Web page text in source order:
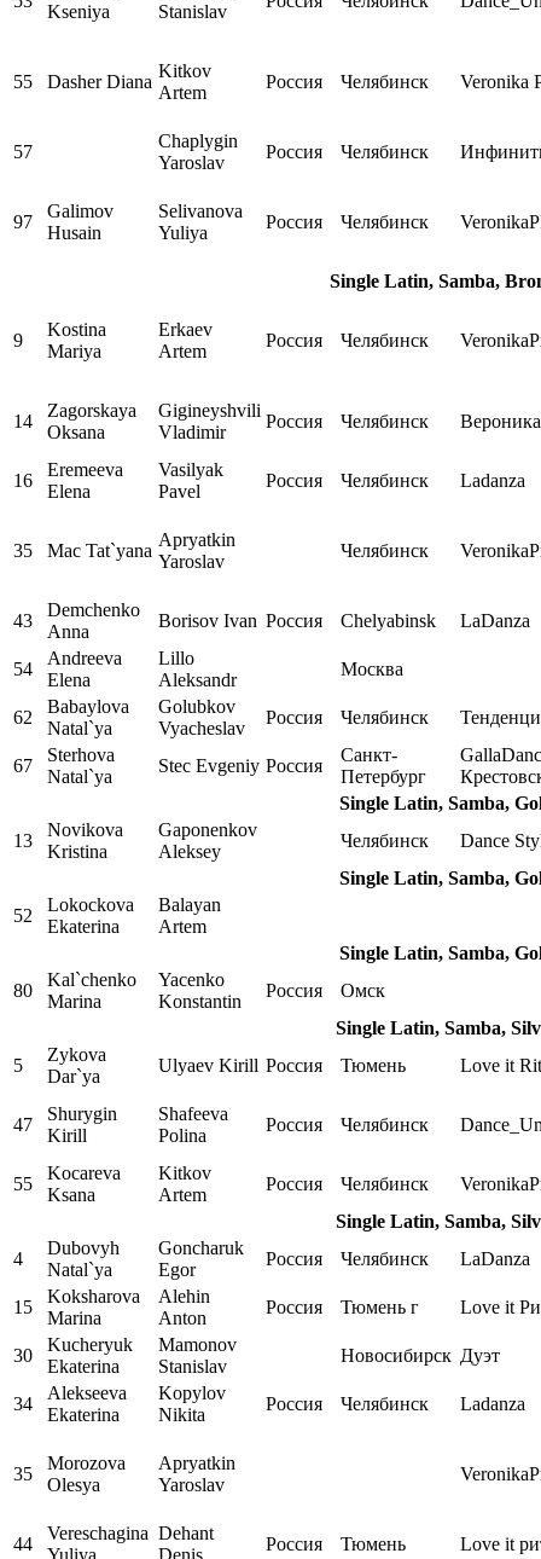
Kseniya
Stanislav
55 Dasher Diana
Kitkov
Artem
Россия Челябинск Veronika
57
Chaplygin
Yaroslav
Россия Челябинск
97
Galimov
Husain
Selivanova
Yuliya
Россия Челябинск
Single Latin, Samba,
9
Kostina
Mariya
Erkaev
Artem
Россия Челябинск
14
Zagorskaya
Oksana
Gigineyshvili
Vladimir
Россия Челябинск Вероника
16
Eremeeva
Elena
Vasilyak
Pavel
Россия Челябинск Ladanza
35 Mac Tat`yana
Apryatkin
Yaroslav
Челябинск
43
Demchenko
Anna
Borisov Ivan Россия Chelyabinsk LaDanza
54
Andreeva
Elena
Lillo
Aleksandr
Москва
62
Babaylova
Natal`ya
Golubkov
Vyacheslav
Россия Челябинск
67
Sterhova
Natal`ya
Stec Evgeniy Россия
Санкт-
Петербург
Single Latin, Samba,
13
Novikova
Kristina
Gaponenkov
Aleksey
Челябинск
Dance
Single Latin, Samba,
52
Lokockova
Ekaterina
Balayan
Artem
Single Latin, Samba,
80
Kal`chenko
Marina
Yacenko
Konstantin
Россия
Омск
Single Latin, Samba,
5
Zykova
Dar`ya
Ulyaev Kirill Россия Тюмень Love it
47
Shurygin
Kirill
Shafeeva
Polina
Россия Челябинск
55
Kocareva
Ksana
Kitkov
Artem
Россия Челябинск
Single Latin, Samba,
4
Dubovyh
Natal`ya
Goncharuk
Egor
Россия Челябинск LaDanza
15
Koksharova
Marina
Alehin
Anton
Россия Тюмень г Love it
30
Kucheryuk
Ekaterina
Mamonov
Stanislav
Новосибирск Дуэт
34
Alekseeva
Ekaterina
Kopylov
Nikita
Россия Челябинск Ladanza
35
Morozova
Olesya
Apryatkin
Yaroslav
44
Vereschagina
Yuliya
Dehant
Denis
Россия Тюмень Love it